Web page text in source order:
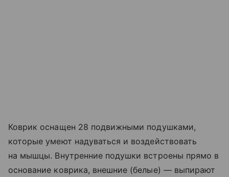
Коврик оснащен 28 подвижными подушками,
которые умеют надуваться и воздействовать
на мышцы. Внутренние подушки встроены прямо в
основание коврика, внешние (белые) — выпирают